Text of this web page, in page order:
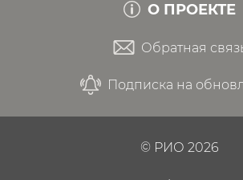
О ПРОЕКТЕ
Обратная
Подписка на
© РИО 2026